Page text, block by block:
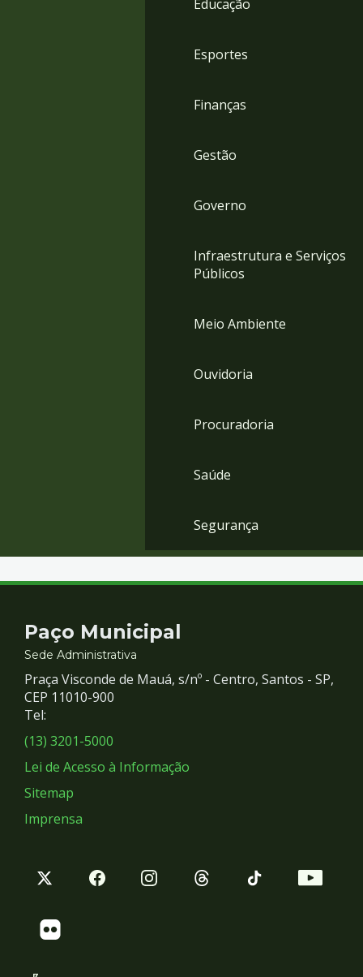
Educação
Esportes
Finanças
Gestão
Governo
Infraestrutura e Serviços
Públicos
Meio Ambiente
Ouvidoria
Procuradoria
Saúde
Segurança
Contato
e
Redes
Sociais
Paço Municipal
Sede Administrativa
Praça Visconde de Mauá, s/nº - Centro, Santos - SP,
CEP 11010-900
Tel:
(13) 3201-5000
Lei de Acesso à Informação
Sitemap
Imprensa